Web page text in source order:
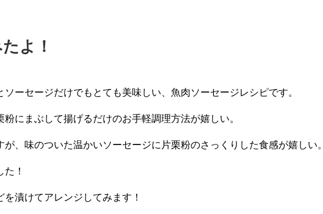
よ！
ソーセージだけでもとても美味しい、魚肉ソーセージレシピです。
粉にまぶして揚げるだけのお手軽調理方法が嬉しい。
が、味のついた温かいソーセージに片栗粉のさっくりした食感が嬉しい。
！
を漬けてアレンジしてみます！